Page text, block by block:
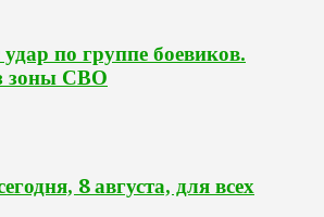
по группе боевиков.
зоны СВО
8 августа, для всех